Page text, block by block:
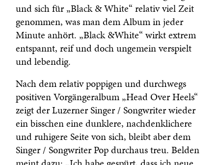
und sich für „Black & White“ relativ viel Zeit
genommen, was man dem Album in jeder
Minute anhört. „Black &White“ wirkt extrem
entspannt, reif und doch ungemein verspielt
und lebendig.
Nach dem relativ poppigen und durchwegs
positiven Vorgängeralbum „Head Over Heels“
zeigt der Luzerner Singer / Songwriter wieder
ein bisschen eine dunklere, nachdenklichere
und ruhigere Seite von sich, bleibt aber dem
Singer / Songwriter Pop durchaus treu. Belden